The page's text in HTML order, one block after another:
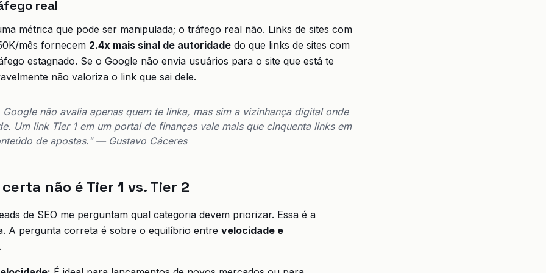
real
métrica que pode ser manipulada; o tráfego real não. Links de sites com
mês fornecem 2.4x mais sinal de autoridade do que links de sites com
estagnado. Se o Google não envia usuários para o site que está te
não valoriza o link que sai dele.
não avalia apenas quem te linka, mas sim a vizinhança digital onde
Um link Tier 1 em um portal de finanças vale mais que cinquenta links em
de apostas." — Gustavo Cáceres
não é Tier 1 vs. Tier 2
de SEO me perguntam qual categoria devem priorizar. Essa é a
A pergunta correta é sobre o equilíbrio entre velocidade e